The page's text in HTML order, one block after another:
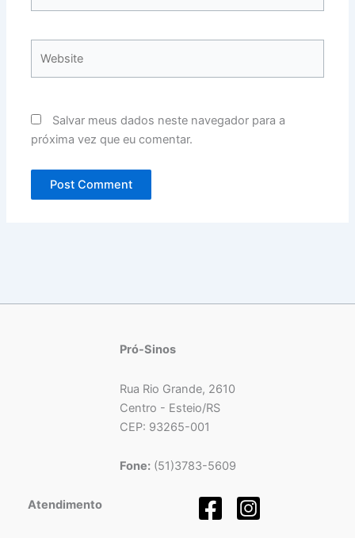
Salvar meus dados neste navegador para a
próxima vez que eu comentar.
Pró-Sinos
Rua Rio Grande, 2610
Centro - Esteio/RS
CEP: 93265-001
Fone:(51)3783-5609
Atendimento